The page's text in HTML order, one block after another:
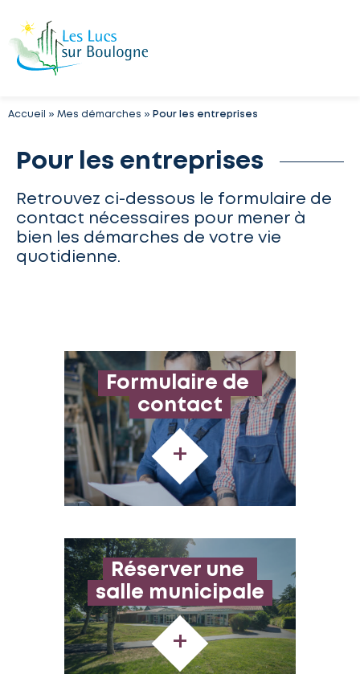
Accueil » Mes démarches » Pour les entreprises
Pour les entreprises
Retrouvez ci-dessous le formulaire de
contact nécessaires pour mener à
bien les démarches de votre vie
quotidienne.
Formulaire de
contact
+
Réserver une
salle municipale
+